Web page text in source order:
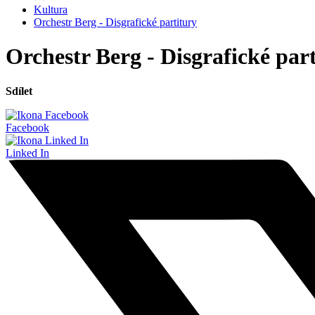
Kultura
Orchestr Berg - Disgrafické partitury
Orchestr Berg - Disgrafické
Sdílet
Facebook
Linked In